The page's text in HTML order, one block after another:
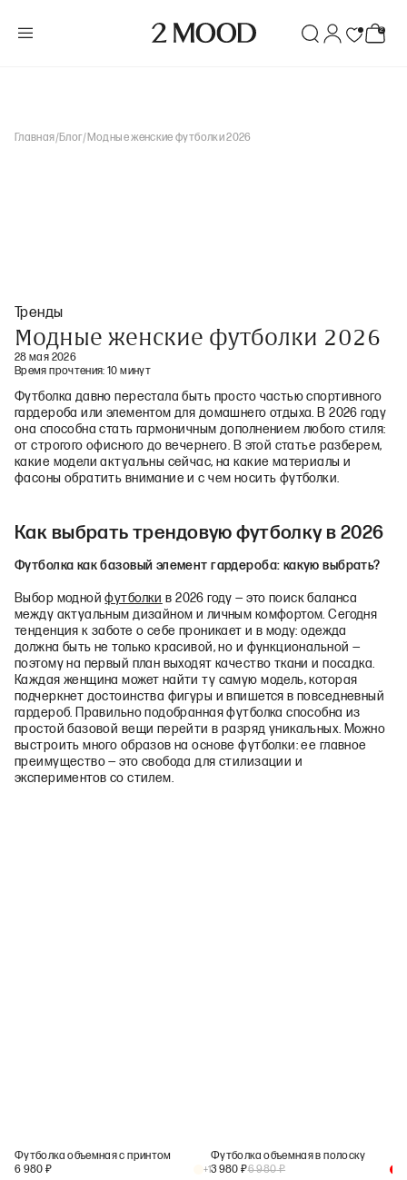
Главная/Блог/Модные женские футболки 2026
Тренды
Модные женские футболки 2026
28 мая 2026
Время прочтения:10 минут
Футболка давно перестала быть просто частью спортивного
гардероба или элементом для домашнего отдыха. В 2026 году
она способна стать гармоничным дополнением любого стиля:
от строгого офисного до вечернего. В этой статье разберем,
какие модели актуальны сейчас, на какие материалы и
фасоны обратить внимание и с чем носить футболки.
Как выбрать трендовую футболку в 2026
Футболка как базовый элемент гардероба: какую выбрать?
Выбор моднойфутболки в 2026 году — это поиск баланса
между актуальным дизайном и личным комфортом. Сегодня
тенденция к заботе о себе проникает и в моду: одежда
должна быть не только красивой, но и функциональной —
поэтому на первый план выходят качество ткани и посадка.
Каждая женщина может найти ту самую модель, которая
подчеркнет достоинства фигуры и впишется в повседневный
гардероб. Правильно подобранная футболка способна из
простой базовой вещи перейти в разряд уникальных. Можно
выстроить много образов на основе футболки: ее главное
преимущество — это свобода для стилизации и
экспериментов со стилем.
Футболка объемная с принтом
6 980 ₽ +1
Футболка объемная в полоску
3 980 ₽6 980₽